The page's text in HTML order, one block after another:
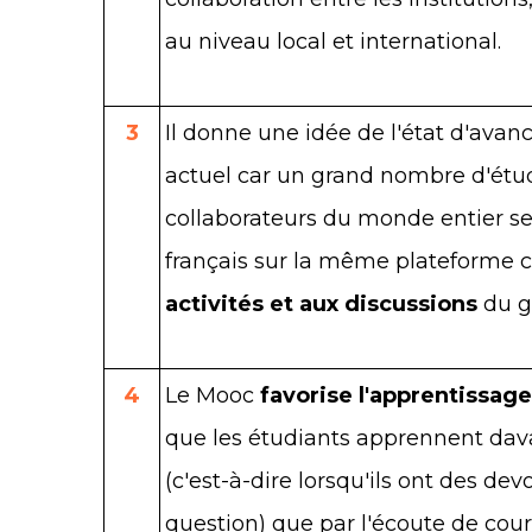
au niveau local et international.
3
Il donne une idée de l'état
actuel car un grand nombre
collaborateurs du monde entier
français sur la même plateforme
activités et aux discussions du
4 Le Mooc favorise
que les étudiants apprennent
(c'est-à-dire lorsqu'ils ont des
question) que par l'écoute de